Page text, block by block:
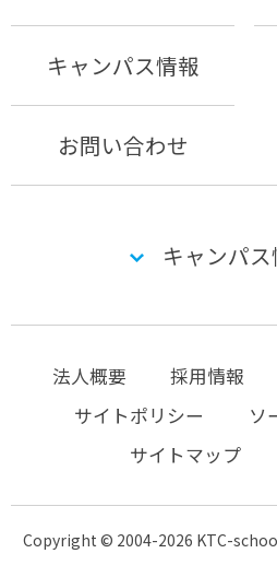
キャンパス情報
お問い合わせ
キャンパ
法人概要 採用情報
サイトポリシー
ソ
サイトマップ
Copyright © 2004-2026 KTC-